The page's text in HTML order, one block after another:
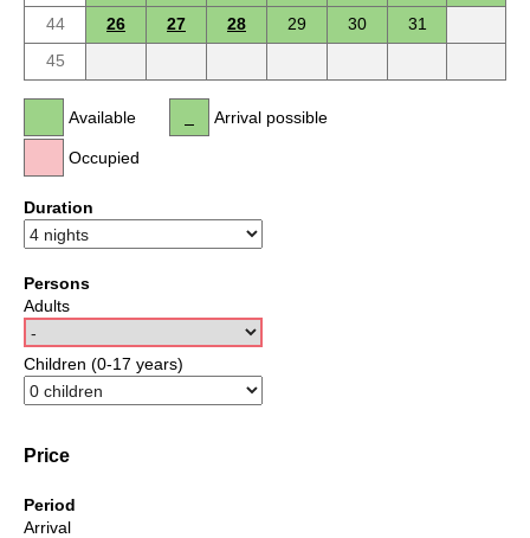
44
26 27 28 29 30
31
45
Available
Occupied
Arrival possible
Duration
Persons
Adults
Children (0-17 years)
Price
Period
Arrival